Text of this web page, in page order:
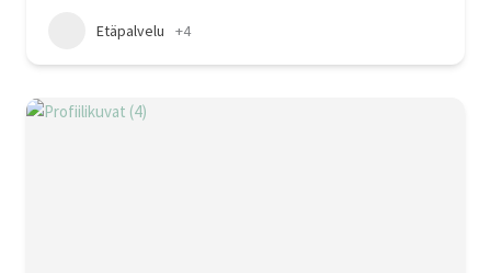
Etäpalvelu +4